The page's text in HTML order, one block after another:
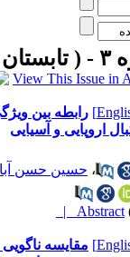
رابطه بین
اروپایی و آسیایی
،حسین حسن
مقایسه ناگویی